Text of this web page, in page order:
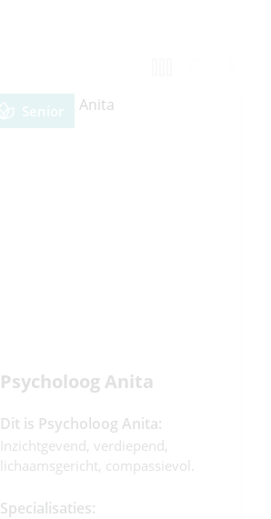
Senior
Psycholoog Anita
Dit is Psycholoog Anita:
Inzichtgevend, verdiepend,
lichaamsgericht, compassievol.
Specialisaties: